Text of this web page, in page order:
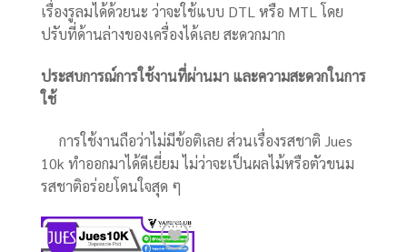
เรื่องรูลมได้ด้วยนะ ว่าจะใช้แบบ DTL หรือ MTL โดย
ปรับที่ด้านล่างของเครื่องได้เลย สะดวกมาก
ประสบการณ์การใช้งานที่ผ่านมา และความสะดวกในการ
ใช้
การใช้งานถือว่าไม่มีข้อติเลย ส่วนเรื่องรสชาติ Jues
10k ทำออกมาได้ดีเยี่ยม ไม่ว่าจะเป็นผลไม้หรือตัวขนม
รสชาติอร่อยโดนใจสุด ๆ